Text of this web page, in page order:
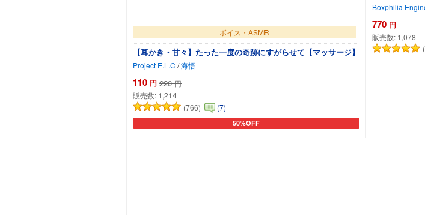
ボイス・ASMR
【耳かき・甘々】たった一度の奇跡にすがらせて【マッサージ】
Project E.L.C /海悟
110 円 220 円
販売数: 1,214
(766)
(7)
50%OFF
カートに追加
Boxphilia
770 円
販売数: 1,078